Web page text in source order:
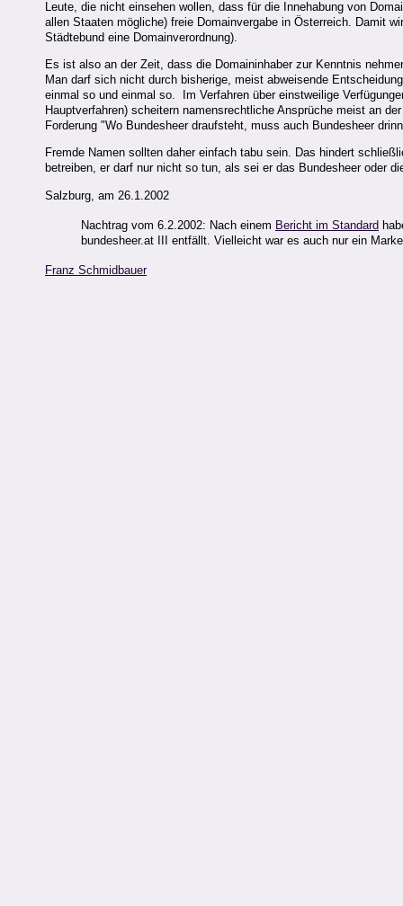
Leute, die nicht einsehen wollen, dass für die Innehabung von
allen Staaten mögliche) freie Domainvergabe in Österreich. Damit
Städtebund eine Domainverordnung).
Es ist also an der Zeit, dass die Domaininhaber zur Kenntnis
Man darf sich nicht durch bisherige, meist abweisende
einmal so und einmal so. Im Verfahren über einstweilige
Hauptverfahren) scheitern namensrechtliche Ansprüche meist an
Forderung "Wo Bundesheer draufsteht, muss auch Bundesheer
Fremde Namen sollten daher einfach tabu sein. Das hindert
betreiben, er darf nur nicht so tun, als sei er das Bundesheer oder
Salzburg, am 26.1.2002
Nachtrag vom 6.2.2002: Nach einem Bericht im Standard
bundesheer.at III entfällt. Vielleicht war es auch nur ein
Franz Schmidbauer